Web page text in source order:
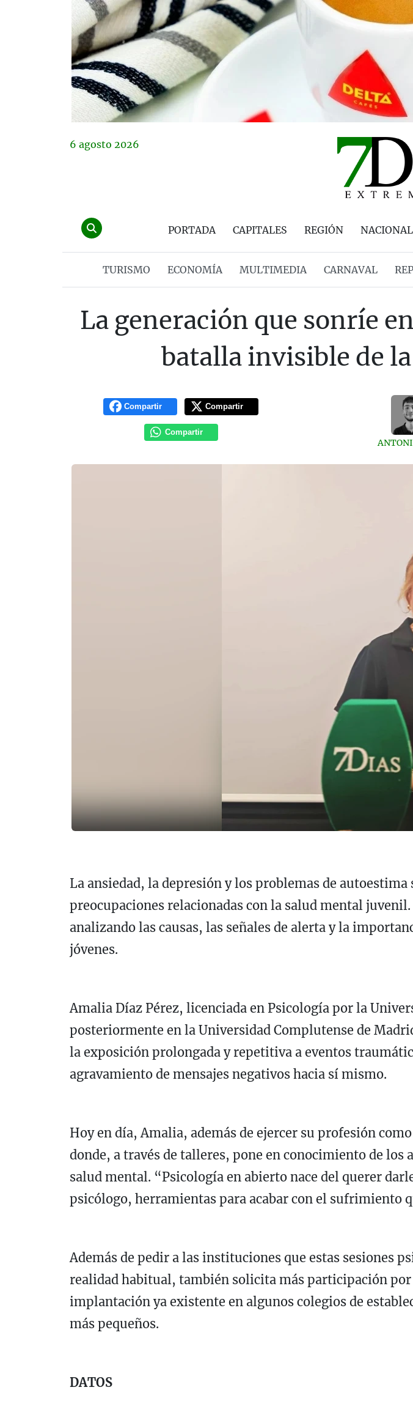
6 agosto 2026
PORTADA CAPITALES REGIÓN NACIONAL
TURISMO ECONOMÍA MULTIMEDIA CARNAVAL
La generación que sonríe
batalla invisible de
Compartir Compartir
Compartir
La ansiedad, la depresión y los problemas de
preocupaciones relacionadas con la salud mental
analizando las causas, las señales de alerta y la
jóvenes.
Amalia Díaz Pérez, licenciada en Psicología por la
posteriormente en la Universidad Complutense de
la exposición prolongada y repetitiva a eventos
agravamiento de mensajes negativos hacia sí mismo.
Hoy en día, Amalia, además de ejercer su profesión
donde, a través de talleres, pone en conocimiento de
salud mental. “Psicología en abierto nace del querer
psicólogo, herramientas para acabar con el sufrimiento
Además de pedir a las instituciones que estas sesiones
realidad habitual, también solicita más participación
implantación ya existente en algunos colegios de
más pequeños.
DATOS